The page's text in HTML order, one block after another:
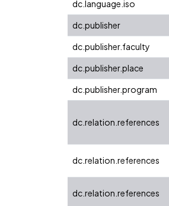
dc.language.iso
dc.publisher
dc.publisher.faculty
dc.publisher.place
dc.publisher.program
dc.relation.references
dc.relation.references
dc.relation.references